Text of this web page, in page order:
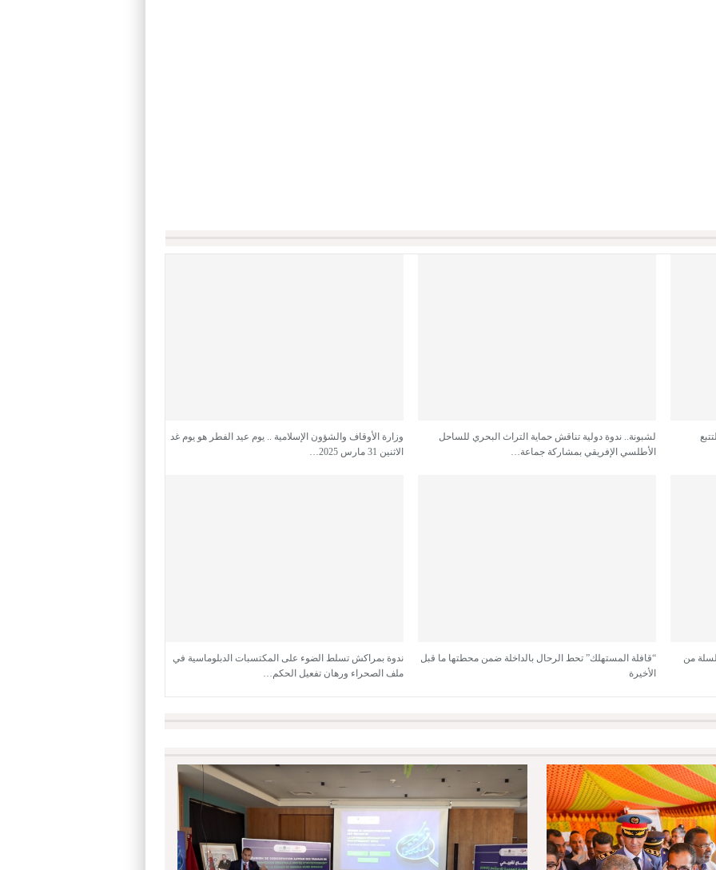
لشبونة.. ندوة دولية تناقش حماية التراث البحري للساحل
الأطلسي الإفريقي بمشاركة جماعة…
وزارة الأوقاف والشؤون الإسلامية .. يوم عيد الفطر هو يوم غد
الاثنين 31 مارس 2025…
من
“قافلة المستهلك” تحط الرحال بالداخلة ضمن محطتها ما قبل
الأخيرة
ندوة بمراكش تسلط الضوء على المكتسبات الدبلوماسية في
ملف الصحراء ورهان تفعيل الحكم…